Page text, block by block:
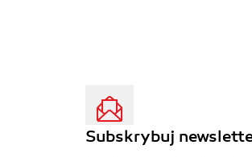
Subskrybuj